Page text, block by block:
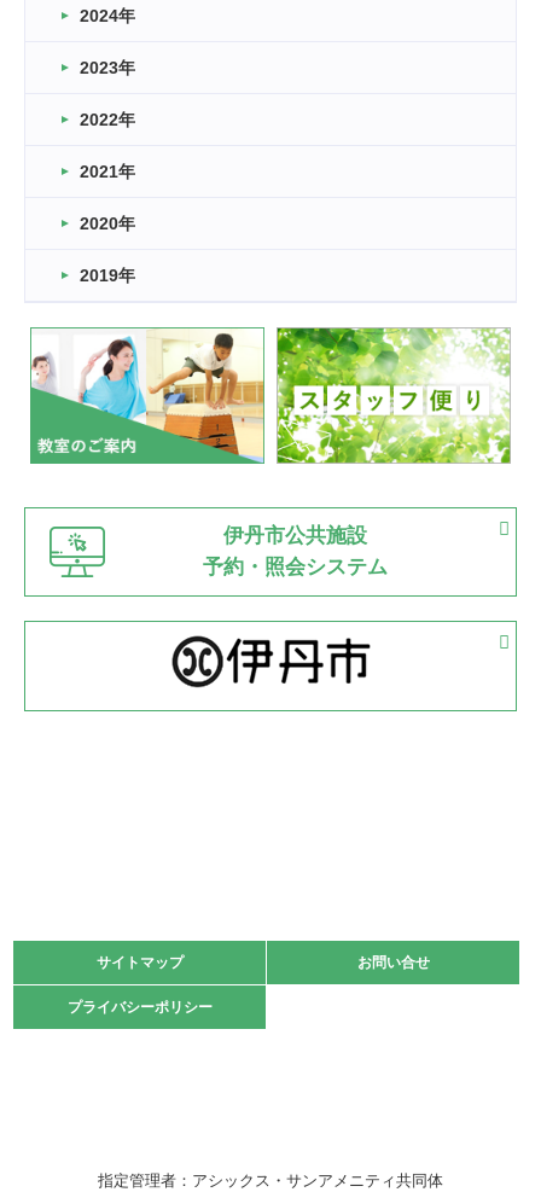
車いすバスケとRくんのお話
卒業・卒園の季節★
2026.03.11
緑ケ丘体育館
2022.11.03
緑ケ丘体育館
いたっぼーる大会☆彡
緑ケ丘体育館
2022.07.03
市内総合体育大会が開始
緑ケ丘体育館 猪名川運動広場
古池運動広場
2022.06.12
県知事杯争奪バレーボール大会が開催
緑ケ丘体育館
2022.05.05
体育協会長杯 バドミントン競技の部
2022.05.22
緑ケ丘体育館
2021.10.23
卓球選手権大会ラージボールの部開催☆
2024年
2023年
2022年
2021年
2020年
2019年
伊丹市公共施設
予約・照会システム
サイトマップ お問い合せ
プライバシーポリシー
サイトマップ お問い合せ
プライバシーポリシー
指定管理者：アシックス・サンアメニティ共同体